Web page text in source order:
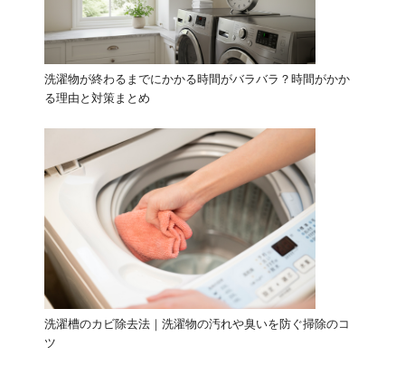
洗濯物が終わるまでにかかる時間がバラバラ？時間がかか
る理由と対策まとめ
洗濯槽のカビ除去法｜洗濯物の汚れや臭いを防ぐ掃除のコ
ツ